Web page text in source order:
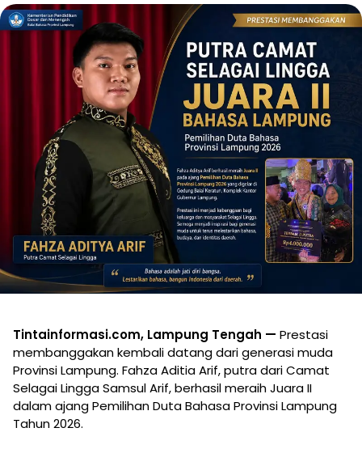
Tintainformasi.com, Lampung Tengah — Prestasi
membanggakan kembali datang dari generasi muda
Provinsi Lampung. Fahza Aditia Arif, putra dari Camat
Selagai Lingga Samsul Arif, berhasil meraih Juara II
dalam ajang Pemilihan Duta Bahasa Provinsi Lampung
Tahun 2026.